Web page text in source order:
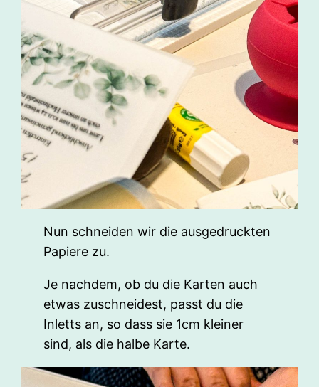
Nun schneiden wir die ausgedruckten
Papiere zu.
Je nachdem, ob du die Karten auch
etwas zuschneidest, passt du die
Inletts an, so dass sie 1cm kleiner
sind, als die halbe Karte.